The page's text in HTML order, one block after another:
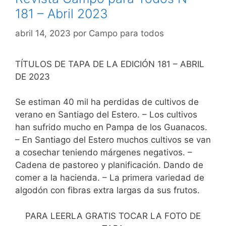
181 – Abril 2023
abril 14, 2023 por Campo para todos
TÍTULOS DE TAPA DE LA EDICIÓN 181 – ABRIL
DE 2023
Se estiman 40 mil ha perdidas de cultivos de
verano en Santiago del Estero. – Los cultivos
han sufrido mucho en Pampa de los Guanacos.
– En Santiago del Estero muchos cultivos se van
a cosechar teniendo márgenes negativos. –
Cadena de pastoreo y planificación. Dando de
comer a la hacienda. – La primera variedad de
algodón con fibras extra largas da sus frutos.
PARA LEERLA GRATIS TOCAR LA FOTO DE